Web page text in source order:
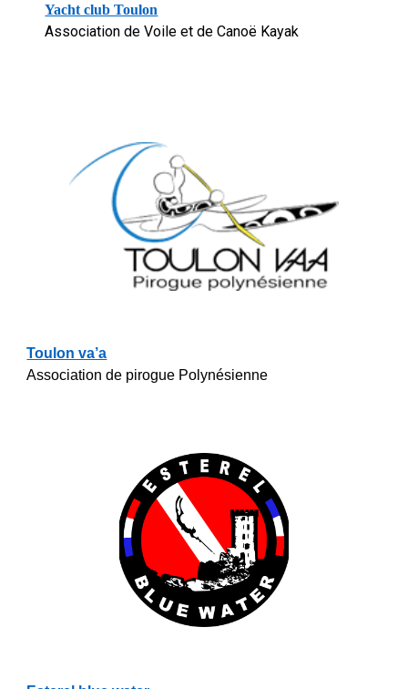
Yacht club Toulon
Association de Voile et de Canoë Kayak
Toulon va’a
Association de pirogue Polynésienne